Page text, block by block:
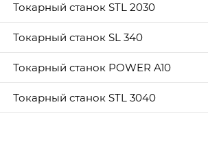
Токарный станок STL 2030
Токарный станок SL 340
Токарный станок POWER A10
Токарный станок STL 3040